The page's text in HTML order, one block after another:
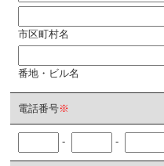
市区町村名
番地・ビル名
電話番号※
- -